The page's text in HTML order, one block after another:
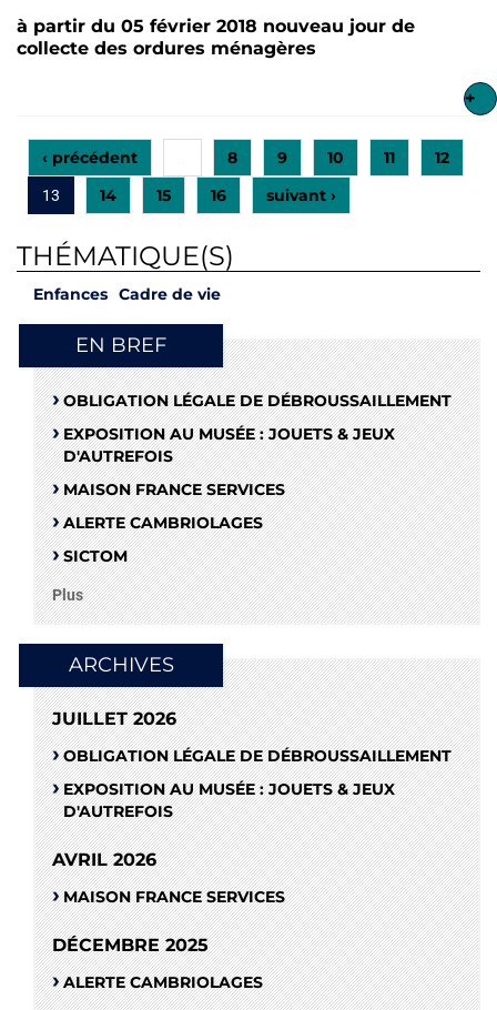
à partir du 05 février 2018 nouveau jour de
collecte des ordures ménagères
+
‹ précédent 8 9 10 11 12
13 14 15 16 suivant ›
THÉMATIQUE(S)
Enfances Cadre de vie
EN BREF
OBLIGATION LÉGALE DE DÉBROUSSAILLEMENT
EXPOSITION AU MUSÉE : JOUETS & JEUX
D'AUTREFOIS
MAISON FRANCE SERVICES
ALERTE CAMBRIOLAGES
SICTOM
Plus
ARCHIVES
JUILLET 2026
OBLIGATION LÉGALE DE DÉBROUSSAILLEMENT
EXPOSITION AU MUSÉE : JOUETS & JEUX
D'AUTREFOIS
AVRIL 2026
MAISON FRANCE SERVICES
DÉCEMBRE 2025
ALERTE CAMBRIOLAGES